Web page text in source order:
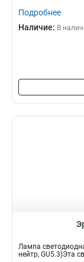
Подробнее
Наличие: В
Лампа
нейтр, GU5.3)Эта